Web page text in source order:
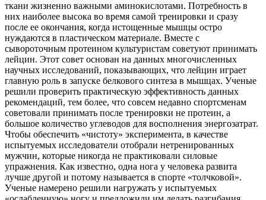
ткани жизненно важными аминокислотами. Потребность в
них наиболее высока во время самой тренировки и сразу
после ее окончания, когда истощенные мышцы остро
нуждаются в пластическом материале. Вместе с
сывороточным протеином культуристам советуют принимать
лейцин. Этот совет основан на данных многочисленных
научных исследований, показывающих, что лейцин играет
главную роль в запуске белкового синтеза в мышцах. Ученые
решили проверить практическую эффективность данных
рекомендаций, тем более, что совсем недавно спортсменам
советовали принимать после тренировки не протеин, а
большое количество углеводов для восполнения энергозатрат.
Чтобы обеспечить «чистоту» эксперимента, в качестве
испытуемых исследователи отобрали нетренированных
мужчин, которые никогда не практиковали силовые
упражнения. Как известно, одна нога у человека развита
лучше другой и потому называется в спорте «толчковой».
Ученые намерено решили нагружать у испытуемых